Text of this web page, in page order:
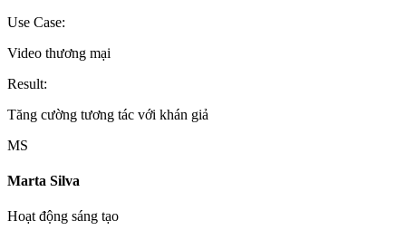
Use Case:
Video thương mại
Result:
Tăng cường tương tác với khán giả
MS
Marta Silva
Hoạt động sáng tạo